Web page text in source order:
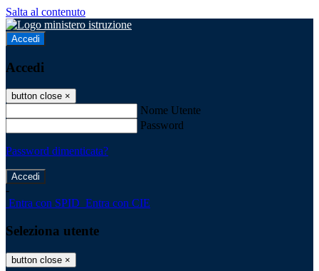
Salta al contenuto
Accedi
Accedi
button close ×
Nome Utente
Password
Password dimenticata?
-
Entra con SPID Entra con CIE
Seleziona utente
button close ×